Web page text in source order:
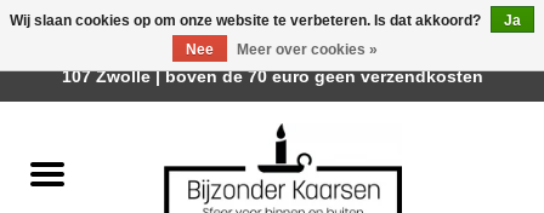
Räder Design Stories
Wij slaan cookies op om onze website te verbeteren. Is dat akkoord?
Ja
Nee
Meer over cookies »
Afhalen is mogelijk bij Trotz Woon & Cadeau | Belvederelaan
107 Zwolle | boven de 70 euro geen verzendkosten